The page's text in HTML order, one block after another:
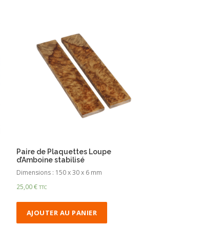
Paire de Plaquettes Loupe
d’Amboine stabilisé
Dimensions : 150 x 30 x 6 mm
25,00€ TTC
AJOUTER AU PANIER